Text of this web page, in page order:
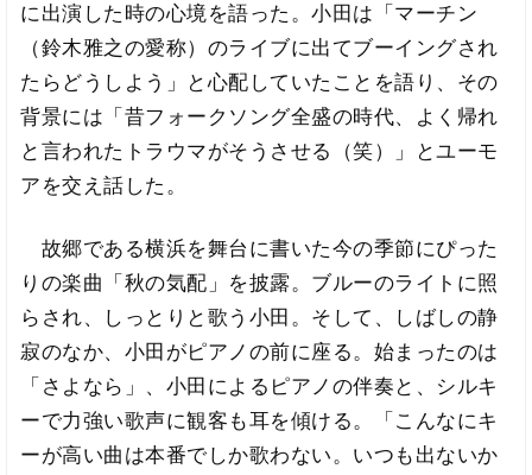
に出演した時の心境を語った。小田は「マーチン
（鈴木雅之の愛称）のライブに出てブーイングされ
たらどうしよう」と心配していたことを語り、その
背景には「昔フォークソング全盛の時代、よく帰れ
と言われたトラウマがそうさせる（笑）」とユーモ
アを交え話した。
故郷である横浜を舞台に書いた今の季節にぴった
りの楽曲「秋の気配」を披露。ブルーのライトに照
らされ、しっとりと歌う小田。そして、しばしの静
寂のなか、小田がピアノの前に座る。始まったのは
「さよなら」、小田によるピアノの伴奏と、シルキ
ーで力強い歌声に観客も耳を傾ける。「こんなにキ
ーが高い曲は本番でしか歌わない。いつも出ないか